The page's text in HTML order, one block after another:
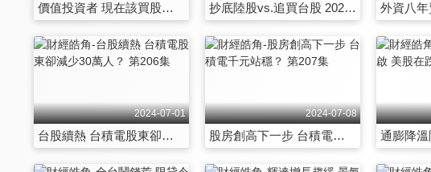
價值投資者 現在該買股票嗎？ 第200集 抄底陸股vs.追買台股 2024行情還有多少？ 第201集
2024-07-01
台股續熱 台積電股東卻減少30萬人？ 第206集
2024-07-08
股房創高下一步 台積電千元站穩？ 第207集